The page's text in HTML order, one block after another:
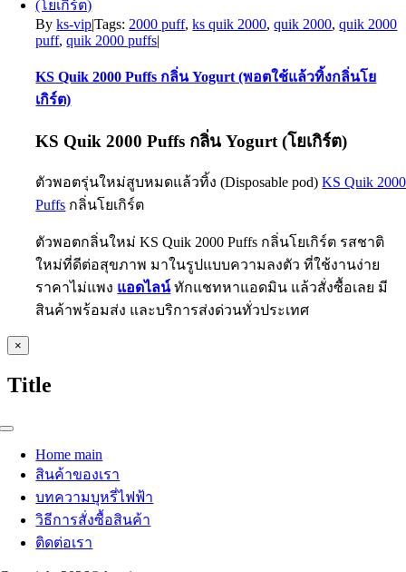
Byks-vip|Tags: 2000 puff,ks quik 2000,quik 2000,quik 2000
puff,quik 2000 puffs|
KS Quik 2000 Puffs กลิ่น Yogurt (พอตใช้แล้วทิ้งกลิ่นโย
เกิร์ต)
KS Quik 2000 Puffs กลิ่น Yogurt (โยเกิร์ต)
ตัวพอตรุ่นใหม่สูบหมดแล้วทิ้ง (Disposable pod) KS Quik 2000
Puffs กลิ่นโยเกิร์ต
ตัวพอตกลิ่นใหม่ KS Quik 2000 Puffs กลิ่นโยเกิร์ต รสชาติ
ใหม่ที่ดีต่อสุขภาพ มาในรูปแบบความลงตัว ที่ใช้งานง่าย
ราคาไม่แพง แอดไลน์ทักแชทหาแอดมิน แล้วสั่งซื้อเลย มี
สินค้าพร้อมส่ง และบริการส่งด่วนทั่วประเทศ
Close
product
view
×
Title
Toggle
NavigationHome main
สินค้าของเรา
บทความบุหรี่ไฟฟ้า
วิธีการสั่งซื้อสินค้า
ติดต่อเรา